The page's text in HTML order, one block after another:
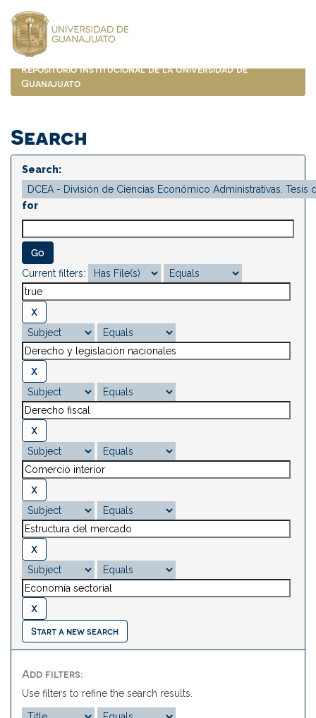
navigation
Repositorio Institucional de la Universidad de
Guanajuato
Search
Search:
for
Current filters:
Start a new search
Add filters:
Use filters to refine the search results.